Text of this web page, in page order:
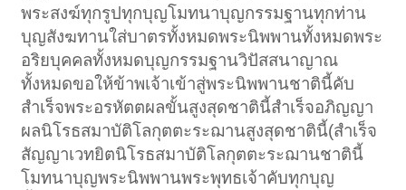
พระสงฆ์ทุกรูปทุกบุญโมทนาบุญกรรมฐานทุกท่าน
บุญสังฆทานใส่บาตรทั้งหมดพระนิพพานทั้งหมดพระ
อริยบุคคลทั้งหมดบุญกรรมฐานวิปัสสนาญาณ
ทั้งหมดขอให้ข้าพเจ้าเข้าสู่พระนิพพานชาตินี้คับ
สำเร็จพระอรหัตตผลขั้นสูงสุดชาตินี้สำเร็จอภิญญา
ผลนิโรธสมาบัติโลกุตตะระฌานสูงสุดชาตินี้(สำเร็จ
สัญญาเวทยิตนิโรธสมาบัติโลกุตตะระฌานชาตินี้
โมทนาบุญพระนิพพานพระพุทธเจ้าคับทุกบุญ